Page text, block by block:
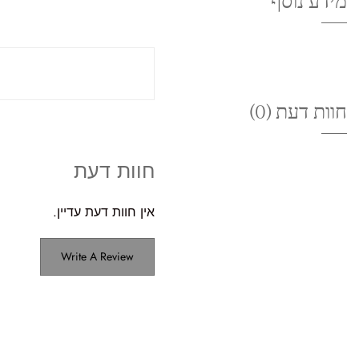
חוות דעת (0)
חוות דעת
אין חוות דעת עדיין.
Write A Review